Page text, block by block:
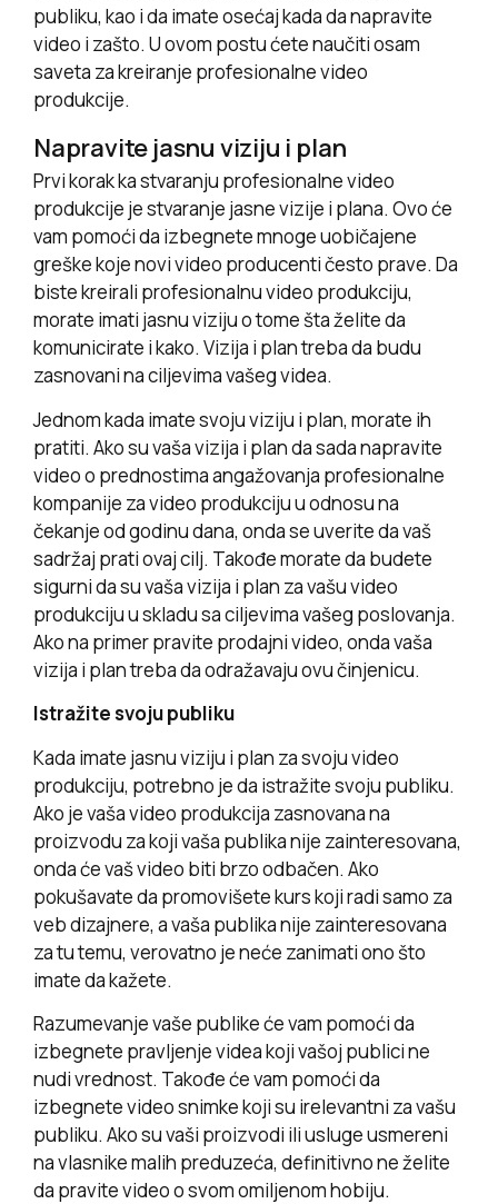
publiku, kao i da imate osećaj kada da napravite
video i zašto. U ovom postu ćete naučiti osam
saveta za kreiranje profesionalne video
produkcije.
Napravite jasnu viziju i plan
Prvi korak ka stvaranju profesionalne video
produkcije je stvaranje jasne vizije i plana. Ovo će
vam pomoći da izbegnete mnoge uobičajene
greške koje novi video producenti često prave. Da
biste kreirali profesionalnu video produkciju,
morate imati jasnu viziju o tome šta želite da
komunicirate i kako. Vizija i plan treba da budu
zasnovani na ciljevima vašeg videa.
Jednom kada imate svoju viziju i plan, morate ih
pratiti. Ako su vaša vizija i plan da sada napravite
video o prednostima angažovanja profesionalne
kompanije za video produkciju u odnosu na
čekanje od godinu dana, onda se uverite da vaš
sadržaj prati ovaj cilj. Takođe morate da budete
sigurni da su vaša vizija i plan za vašu video
produkciju u skladu sa ciljevima vašeg poslovanja.
Ako na primer pravite prodajni video, onda vaša
vizija i plan treba da odražavaju ovu činjenicu.
Istražite svoju publiku
Kada imate jasnu viziju i plan za svoju video
produkciju, potrebno je da istražite svoju publiku.
Ako je vaša video produkcija zasnovana na
proizvodu za koji vaša publika nije zainteresovana,
onda će vaš video biti brzo odbačen. Ako
pokušavate da promovišete kurs koji radi samo za
veb dizajnere, a vaša publika nije zainteresovana
za tu temu, verovatno je neće zanimati ono što
imate da kažete.
Razumevanje vaše publike će vam pomoći da
izbegnete pravljenje videa koji vašoj publici ne
nudi vrednost. Takođe će vam pomoći da
izbegnete video snimke koji su irelevantni za vašu
publiku. Ako su vaši proizvodi ili usluge usmereni
na vlasnike malih preduzeća, definitivno ne želite
da pravite video o svom omiljenom hobiju.